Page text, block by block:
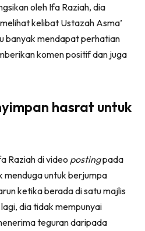
oleh Ifa Raziah, dia
kelibat Ustazah Asma’
banyak mendapat perhatian
komen positif dan juga
hasrat untuk
Raziah di video postingpada
menduga untuk berjumpa
ketika berada di satu majlis
dia tidak mempunyai
teguran daripada